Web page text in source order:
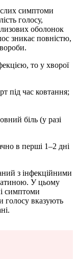
симптоми
голосу,
оболонок
зникає повністю,
то у хворої
під час ковтання;
біль (у разі
в перші 1–2 дні
з інфекційними
У цьому
симптоми
голосу вказують